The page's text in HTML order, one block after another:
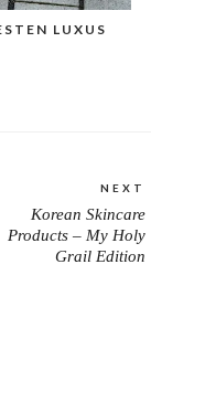
LUXUS
NEXT
Korean Skincare
Products – My Holy
Grail Edition